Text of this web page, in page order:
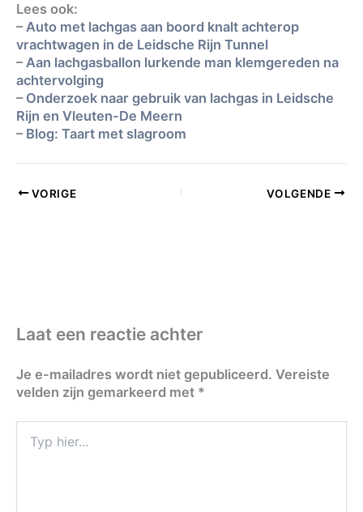
Lees ook:
– Auto met lachgas aan boord knalt achterop
vrachtwagen in de Leidsche Rijn Tunnel
– Aan lachgasballon lurkende man klemgereden na
achtervolging
– Onderzoek naar gebruik van lachgas in Leidsche
Rijn en Vleuten-De Meern
– Blog: Taart met slagroom
VORIGE VOLGENDE
Laat een reactie achter
Je e-mailadres wordt niet gepubliceerd. Vereiste
velden zijn gemarkeerd met *
hier...